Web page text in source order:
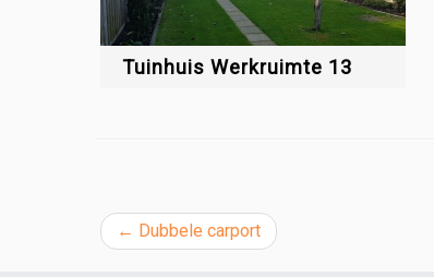
Tuinhuis Werkruimte 13
← Dubbele carport